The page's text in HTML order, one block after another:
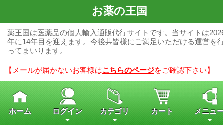
お薬の王国
薬王国は医薬品の個人輸入通販代行サイトです。当サイトは
年に14年目を迎えます。今後共皆様にご満足いただける運営を
ってまいります。
【メールが届かないお客様はこちらのページをご確認下さい】
ホーム ログイン カテゴリ カート メニュ